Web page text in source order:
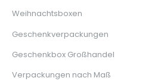
Weihnachtsboxen
Geschenkverpackungen
Geschenkbox Großhandel
Verpackungen nach Maß